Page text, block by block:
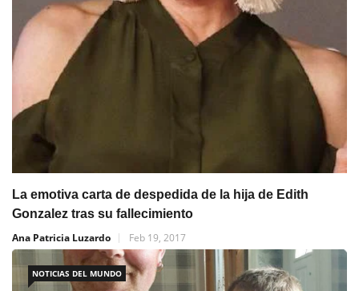
La emotiva carta de despedida de la hija de Edith
Gonzalez tras su fallecimiento
Ana Patricia Luzardo
Feb 19, 2017
NOTICIAS DEL MUNDO